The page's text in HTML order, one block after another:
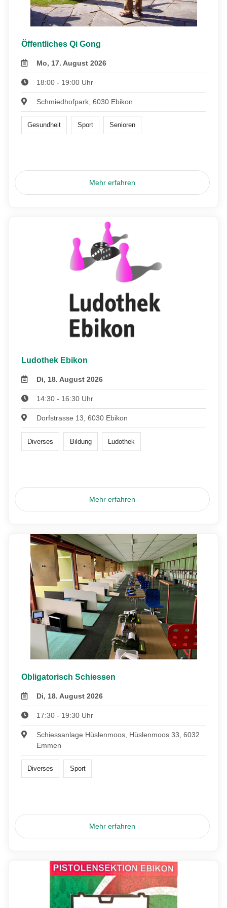
Öffentliches Qi Gong
Mo, 17. August 2026
18:00 - 19:00 Uhr
Schmiedhofpark, 6030 Ebikon
Gesundheit Sport Senioren
Mehr erfahren
Ludothek Ebikon
Di, 18. August 2026
14:30 - 16:30 Uhr
Dorfstrasse 13, 6030 Ebikon
Diverses Bildung Ludothek
Mehr erfahren
Obligatorisch Schiessen
Di, 18. August 2026
17:30 - 19:30 Uhr
Schiessanlage Hüslenmoos, Hüslenmoos 33, 6032
Emmen
Diverses Sport
Mehr erfahren